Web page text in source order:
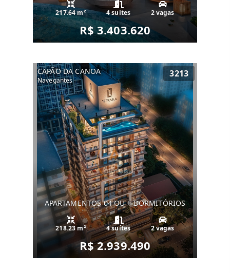
217.64 m² 4 suítes 2 vagas
R$ 3.403.620
CAPÃO DA CANOA
Navegantes
3213
APARTAMENTOS 04 OU + DORMITÓRIOS
218.23 m² 4 suítes 2 vagas
R$ 2.939.490